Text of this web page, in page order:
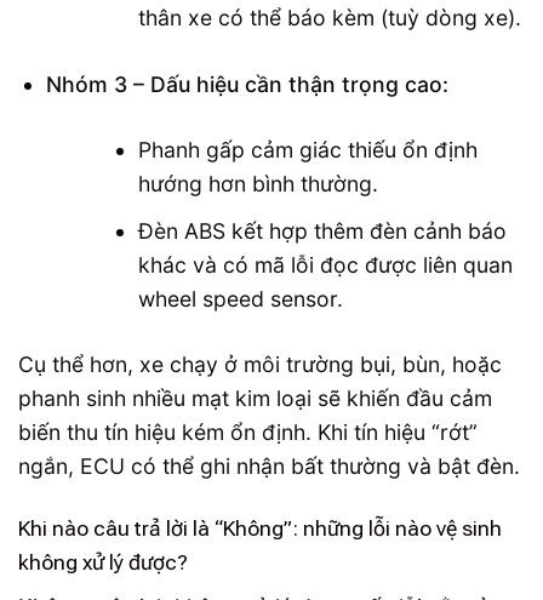
thân xe có thể báo kèm (tuỳ dòng xe).
Nhóm 3 – Dấu hiệu cần thận trọng cao:
Phanh gấp cảm giác thiếu ổn định
hướng hơn bình thường.
Đèn ABS kết hợp thêm đèn cảnh báo
khác và có mã lỗi đọc được liên quan
wheel speed sensor.
Cụ thể hơn, xe chạy ở môi trường bụi, bùn, hoặc
phanh sinh nhiều mạt kim loại sẽ khiến đầu cảm
biến thu tín hiệu kém ổn định. Khi tín hiệu “rớt”
ngắn, ECU có thể ghi nhận bất thường và bật đèn.
Khi nào câu trả lời là “Không”: những lỗi nào vệ sinh
không xử lý được?